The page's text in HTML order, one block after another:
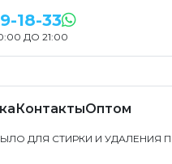
18-33
ДО 21:00
КонтактыОптом
ДЛЯ СТИРКИ И УДАЛЕНИЯ